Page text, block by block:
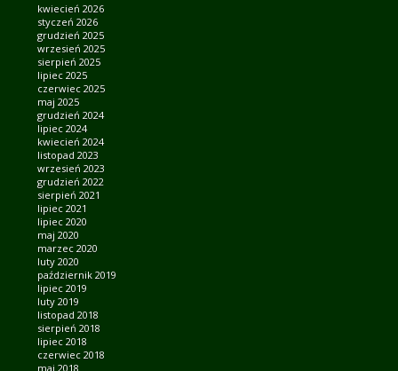
kwiecień 2026
styczeń 2026
grudzień 2025
wrzesień 2025
sierpień 2025
lipiec 2025
czerwiec 2025
maj 2025
grudzień 2024
lipiec 2024
kwiecień 2024
listopad 2023
wrzesień 2023
grudzień 2022
sierpień 2021
lipiec 2021
lipiec 2020
maj 2020
marzec 2020
luty 2020
październik 2019
lipiec 2019
luty 2019
listopad 2018
sierpień 2018
lipiec 2018
czerwiec 2018
maj 2018